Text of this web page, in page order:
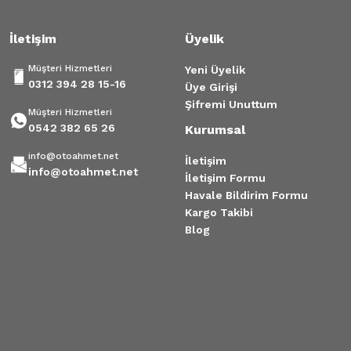
İletişim
Müşteri Hizmetleri
0312 394 28 15-16
Müşteri Hizmetleri
0542 382 65 26
info@otoahmet.net
info@otoahmet.net
Üyelik
Yeni Üyelik
Üye Girişi
Şifremi Unuttum
Kurumsal
İletişim
İletişim Formu
Havale Bildirim Formu
Kargo Takibi
Blog